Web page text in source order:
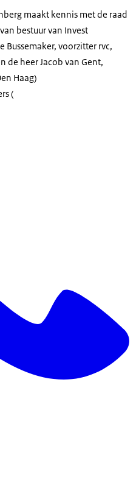
maakt kennis met de raad
bestuur van Invest
Bussemaker, voorzitter rvc,
de heer Jacob van Gent,
Haag)
(